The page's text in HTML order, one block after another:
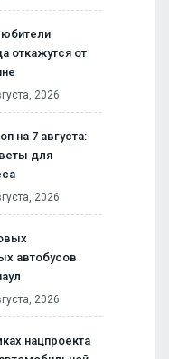
откажутся от
2026
на 7 августа:
для
2026
автобусов
2026
нацпроекта